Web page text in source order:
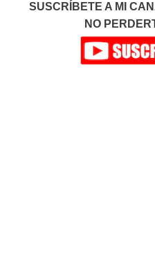
SUSCRÍBETE A MI
NO